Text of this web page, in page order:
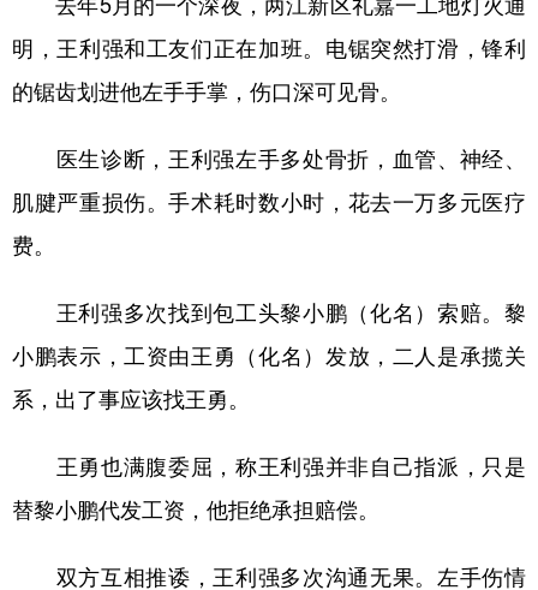
明，王利强和工友们正在加班。电锯突然打滑，锋利
的锯齿划进他左手手掌，伤口深可见骨。
医生诊断，王利强左手多处骨折，血管、神经、
肌腱严重损伤。手术耗时数小时，花去一万多元医疗
费。
王利强多次找到包工头黎小鹏（化名）索赔。黎
小鹏表示，工资由王勇（化名）发放，二人是承揽关
系，出了事应该找王勇。
王勇也满腹委屈，称王利强并非自己指派，只是
替黎小鹏代发工资，他拒绝承担赔偿。
双方互相推诿，王利强多次沟通无果。左手伤情